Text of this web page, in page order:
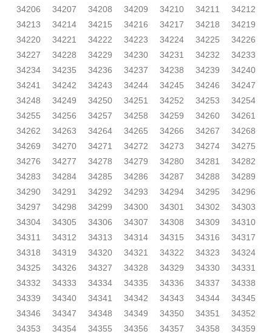
34206
34207 34208 34209 34210 34211
34212
34213
34214 34215 34216 34217 34218
34219
34220
34221 34222 34223 34224 34225
34226
34227
34228 34229 34230 34231 34232
34233
34234
34235 34236 34237 34238 34239
34240
34241
34242 34243 34244 34245 34246
34247
34248
34249 34250 34251 34252 34253
34254
34255
34256 34257 34258 34259 34260
34261
34262
34263 34264 34265 34266 34267
34268
34269
34270 34271 34272 34273 34274
34275
34276
34277 34278 34279 34280 34281
34282
34283
34284 34285 34286 34287 34288
34289
34290
34291 34292 34293 34294 34295
34296
34297
34298 34299 34300 34301 34302
34303
34304
34305 34306 34307 34308 34309
34310
34311
34312 34313 34314 34315 34316
34317
34318
34319 34320 34321 34322 34323
34324
34325
34326 34327 34328 34329 34330
34331
34332
34333 34334 34335 34336 34337
34338
34339
34340 34341 34342 34343 34344
34345
34346
34347 34348 34349 34350 34351
34352
34353
34354 34355 34356 34357 34358
34359